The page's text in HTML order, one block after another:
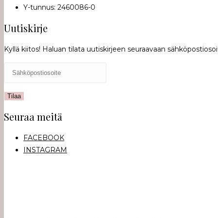
Y-tunnus: 2460086-0
Uutiskirje
Kyllä kiitos! Haluan tilata uutiskirjeen seuraavaan
Seuraa meitä
FACEBOOK
INSTAGRAM